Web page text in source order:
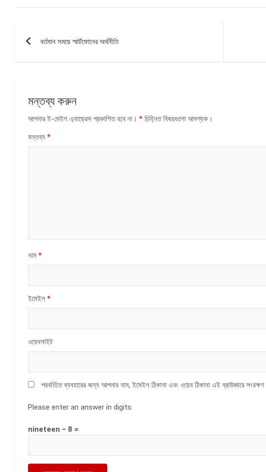
বর্তমান সময়ে স্মার্টফোনের অর্থনীতি
মন্তব্য করুন
আপনার ই-মেইল এ্যাড্রেস প্রকাশিত হবে না। * চিহ্নিত বিষয়গুলো আবশ্যক।
মন্তব্য *
নাম *
ইমেইল *
ওয়েবসাইট
পরবর্তিতে ব্যবহারের জন্য আপনার নাম, ইমেইল ঠিকানা এবং ওয়েব ঠিকানা এই ব্রাউজারে
Please enter an answer in digits:
nineteen − 8 =